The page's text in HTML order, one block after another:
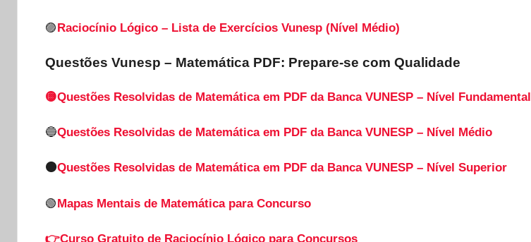
🟣 Raciocínio Lógico – Lista de Exercícios Vunesp (Nível Médio)
Questões Vunesp – Matemática PDF: Prepare-se com Qualidade
🟡Questões Resolvidas de Matemática em PDF da Banca VUNESP – Nível Fundamental
🔵Questões Resolvidas de Matemática em PDF da Banca VUNESP – Nível Médio
🟠Questões Resolvidas de Matemática em PDF da Banca VUNESP – Nível Superior
🟢Mapas Mentais de Matemática para Concurso
👉Curso Gratuito de Raciocínio Lógico para Concursos